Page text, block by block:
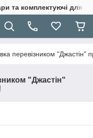
та комплектуючі для
перевізником
"Джастін"